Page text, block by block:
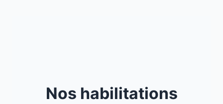
Nos habilitations